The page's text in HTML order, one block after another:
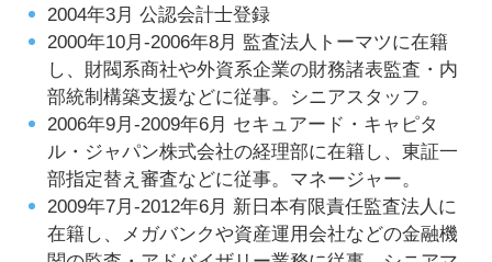
2004年3月 公認会計士登録
2000年10月-2006年8月 監査法人トーマツに在籍
し、財閥系商社や外資系企業の財務諸表監査・内
部統制構築支援などに従事。シニアスタッフ。
2006年9月-2009年6月 セキュアード・キャピタ
ル・ジャパン株式会社の経理部に在籍し、東証一
部指定替え審査などに従事。マネージャー。
2009年7月-2012年6月 新日本有限責任監査法人に
在籍し、メガバンクや資産運用会社などの金融機